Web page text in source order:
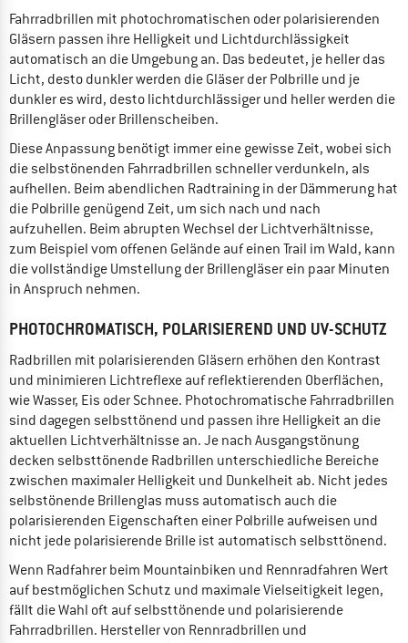
Fahrradbrillen mit photochromatischen oder polarisierenden
Gläsern passen ihre Helligkeit und Lichtdurchlässigkeit
automatisch an die Umgebung an. Das bedeutet, je heller das
Licht, desto dunkler werden die Gläser der Polbrille und je
dunkler es wird, desto lichtdurchlässiger und heller werden die
Brillengläser oder Brillenscheiben.
Diese Anpassung benötigt immer eine gewisse Zeit, wobei sich
die selbstönenden Fahrradbrillen schneller verdunkeln, als
aufhellen. Beim abendlichen Radtraining in der Dämmerung hat
die Polbrille genügend Zeit, um sich nach und nach
aufzuhellen. Beim abrupten Wechsel der Lichtverhältnisse,
zum Beispiel vom offenen Gelände auf einen Trail im Wald, kann
die vollständige Umstellung der Brillengläser ein paar Minuten
in Anspruch nehmen.
PHOTOCHROMATISCH, POLARISIEREND UND UV-SCHUTZ
Radbrillen mit polarisierenden Gläsern erhöhen den Kontrast
und minimieren Lichtreflexe auf reflektierenden Oberflächen,
wie Wasser, Eis oder Schnee. Photochromatische Fahrradbrillen
sind dagegen selbsttönend und passen ihre Helligkeit an die
aktuellen Lichtverhältnisse an. Je nach Ausgangstönung
decken selbsttönende Radbrillen unterschiedliche Bereiche
zwischen maximaler Helligkeit und Dunkelheit ab. Nicht jedes
selbstönende Brillenglas muss automatisch auch die
polarisierenden Eigenschaften einer Polbrille aufweisen und
nicht jede polarisierende Brille ist automatisch selbsttönend.
Wenn Radfahrer beim Mountainbiken und Rennradfahren Wert
auf bestmöglichen Schutz und maximale Vielseitigkeit legen,
fällt die Wahl oft auf selbsttönende und polarisierende
Fahrradbrillen. Hersteller von Rennradbrillen und